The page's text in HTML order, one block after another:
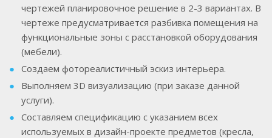
чертежей планировочное решение в 2-3 вариантах. В
чертеже предусматривается разбивка помещения на
функциональные зоны с расстановкой оборудования
(мебели).
Создаем фотореалистичный эскиз интерьера.
Выполняем 3D визуализацию (при заказе данной
услуги).
Составляем спецификацию с указанием всех
используемых в дизайн-проекте предметов (кресла,